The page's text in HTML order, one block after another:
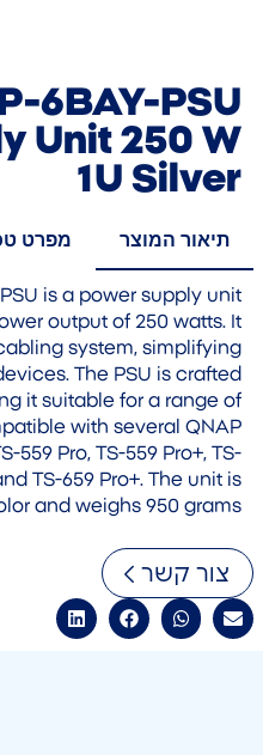
6BAY-PSU
Unit 250 W
1U Silver
תיאור המוצר מפרט
is a power supply unit
output of 250 watts. It
system, simplifying
The PSU is crafted
it suitable for a range of
with several QNAP
559 Pro, TS-559 Pro+, TS-
TS-659 Pro+. The unit is
and weighs 950 grams.
צור קשר